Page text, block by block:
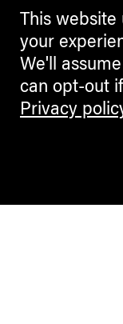
This
your
We'll
can opt-out
Privacy